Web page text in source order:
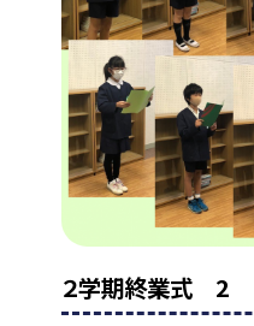
２学期終業式 2